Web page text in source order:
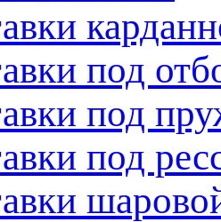
под
под
под